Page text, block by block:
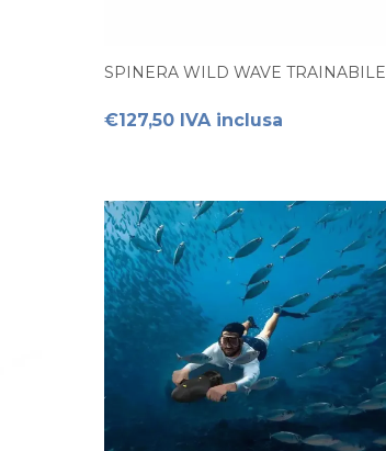
SPINERA WILD WAVE TRAINABILE
€127,50 IVA inclusa